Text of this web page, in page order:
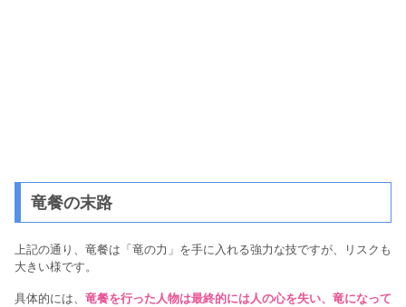
竜餐の末路
上記の通り、竜餐は「竜の力」を手に入れる強力な技ですが、リスクも
大きい様です。
具体的には、 竜餐を行った人物は最終的には人の心を失い、竜になって